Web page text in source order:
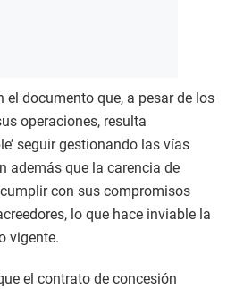
el documento que, a pesar de los
operaciones, resulta
seguir gestionando las vías
además que la carencia de
con sus compromisos
lo que hace inviable la
vigente.
el contrato de concesión